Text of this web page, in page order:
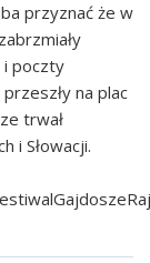
przyznać że w
i poczty
na plac
trwał
i Słowacji.